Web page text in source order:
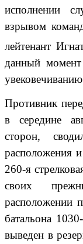
исполнении
взрывом
лейтенант
данный
Противник
в середине
сторон,
расположения
260-я
своих
расположении
батальона
выведен в